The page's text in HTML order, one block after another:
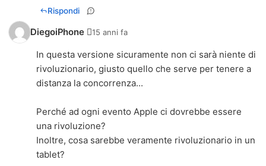
Rispondi
DiegoiPhone 15 anni fa
In questa versione sicuramente non ci sarà niente di
rivoluzionario, giusto quello che serve per tenere a
distanza la concorrenza...
Perché ad ogni evento Apple ci dovrebbe essere
una rivoluzione?
Inoltre, cosa sarebbe veramente rivoluzionario in un
tablet?